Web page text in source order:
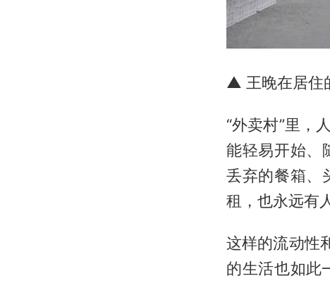
▲ 王晚在居住
“外卖村”里，
能轻易开始、
丢弃的餐箱、
租，也永远有
这样的流动性
的生活也如